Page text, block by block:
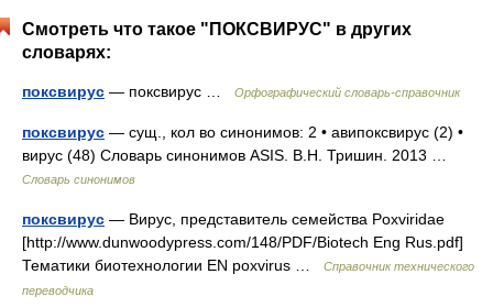
Смотреть что такое "ПОКСВИРУС" в других
словарях:
поксвирус — поксвирус … Орфографический словарь-справочник
поксвирус — сущ., кол во синонимов: 2 • авипоксвирус (2) •
вирус (48) Словарь синонимов ASIS. В.Н. Тришин. 2013 …
Словарь синонимов
поксвирус — Вирус, представитель семейства Poxviridae
[http://www.dunwoodypress.com/148/PDF/Biotech Eng Rus.pdf]
Тематики биотехнологии EN poxvirus …
Справочник технического
переводчика